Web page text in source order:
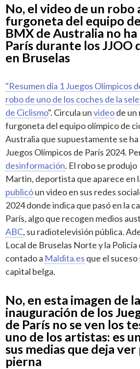
No, el video de un robo
furgoneta del equipo
BMX de Australia no
París durante los JJOO
en Bruselas
"Resumen día 1 Juegos Olímpicos
robo de uno de los coches de la
de Ciclismo". Circula unvideode un
furgoneta del equipo olímpico de
Australia que supuestamente se
Juegos Olímpicos de París 2024.
desinformación. El robo se
Martin, deportista que aparece en
publicóun video en sus redes
2024 donde indica que pasó en la
París, algo que recogen medios
ABC, su radiotelevisión pública.
Local de Bruselas Norte y la Policía
contado a Maldita.es que el
capital belga.
No, en esta imagen de la
inauguración de los
de París no se ven los
uno de los artistas: es
sus medias que deja
pierna